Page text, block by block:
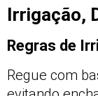
Irrigação,
Regras de
Regue com